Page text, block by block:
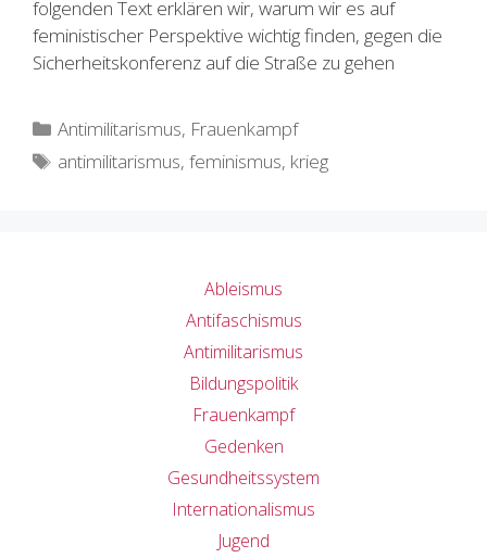
folgenden Text erklären wir, warum wir es auf
feministischer Perspektive wichtig finden, gegen die
Sicherheitskonferenz auf die Straße zu gehen
Kategorien
Antimilitarismus, Frauenkampf
Schlagwörter
antimilitarismus,feminismus, krieg
Ableismus
Antifaschismus
Antimilitarismus
Bildungspolitik
Frauenkampf
Gedenken
Gesundheitssystem
Internationalismus
Jugend